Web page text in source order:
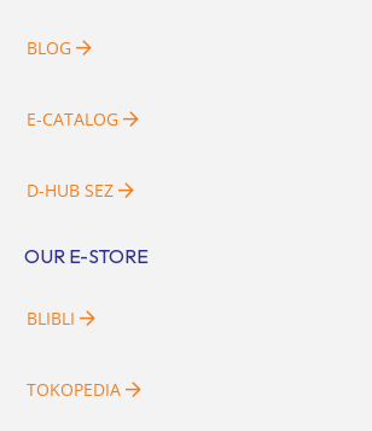
BLOG
E-CATALOG
D-HUB SEZ
OUR E-STORE
BLIBLI
TOKOPEDIA